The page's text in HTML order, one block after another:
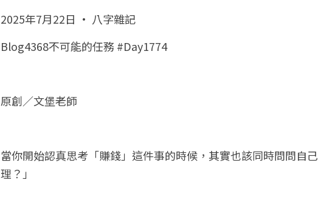
2025年7月22日 · 八字雜記
Blog4368不可能的任務 #Day1774
原創／文堡老師
當你開始認真思考「賺錢」這件事的時候，其實也該同時問問自
理？」